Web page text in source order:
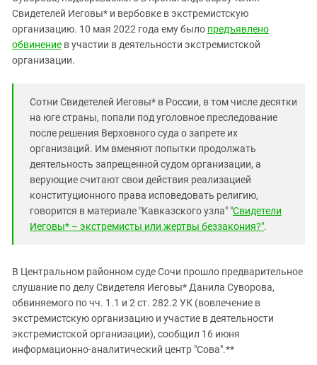
Свидетелей Иеговы* и вербовке в экстремистскую
организацию. 10 мая 2022 года ему было предъявлено
обвинение в участии в деятельности экстремистской
организации.
Сотни Свидетелей Иеговы* в России, в том числе десятки
на юге страны, попали под уголовное преследование
после решения Верховного суда о запрете их
организаций. Им вменяют попытки продолжать
деятельность запрещенной судом организации, а
верующие считают свои действия реализацией
конституционного права исповедовать религию,
говорится в материале "Кавказского узла" "Свидетели
Иеговы* – экстремисты или жертвы беззакония?".
В Центральном районном суде Сочи прошло предварительное
слушание по делу Свидетеля Иеговы* Данила Суворова,
обвиняемого по чч. 1.1 и 2 ст. 282.2 УК (вовлечение в
экстремистскую организацию и участие в деятельности
экстремистской организации), сообщил 16 июня
информационно-аналитический центр "Сова".**